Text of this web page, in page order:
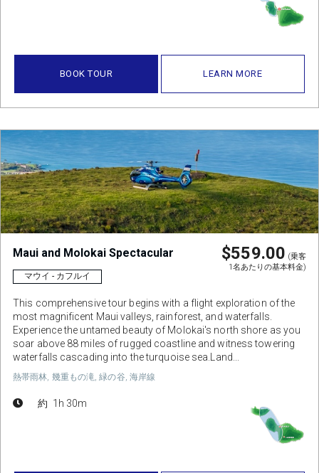
BOOK TOUR LEARN MORE
Maui and Molokai Spectacular
マウイ - カフルイ
$559.00 (乗客
1名あたりの基本料金)
This comprehensive tour begins with a flight exploration of the
most magnificent Maui valleys, rainforest, and waterfalls.
Experience the untamed beauty of Molokai's north shore as you
soar above 88 miles of rugged coastline and witness towering
waterfalls cascading into the turquoise sea.Land...
熱帯雨林, 幾重もの滝, 緑の谷, 海岸線
約 1h 30m